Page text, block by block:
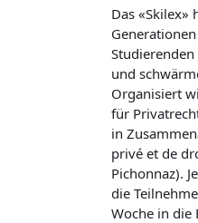
Das «Skilex»
und
Organisiert
für
in
privé et de
Pichonnaz).
die
Woche in die